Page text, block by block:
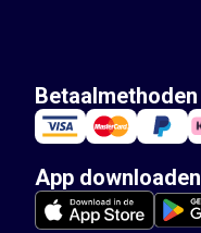
Betaalmethoden
App downloaden